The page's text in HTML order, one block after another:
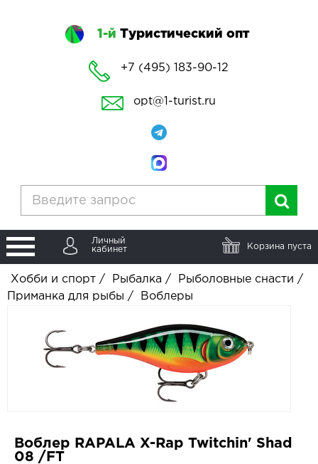
1-й Туристический опт
+7 (495) 183-90-12
opt@1-turist.ru
Личный
кабинет
Корзина пуста
Хобби и спорт / Рыбалка / Рыболовные снасти /
Приманка для рыбы / Воблеры
Воблер RAPALA X-Rap Twitchin' Shad
08 /FT